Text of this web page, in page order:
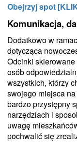
Obejrzyj spot
Komunikacja,
Dodatkowo w
dotycząca
Odcinki
osób
wszystkich, którzy
swojego miejsca
bardzo przystępny
narzędziach i
uwagę
pochwalić się